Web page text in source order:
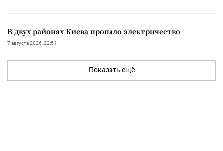
В двух районах Киева пропало электричество
7 августа 2026, 22:51
Показать ещё